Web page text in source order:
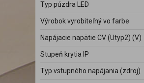
Typ púzdra LED
Výrobok vyrobiteľný vo farbe
Napájacie napätie CV (Utyp2) (V)
Stupeň krytia IP
Typ vstupného napájania (zdroj)